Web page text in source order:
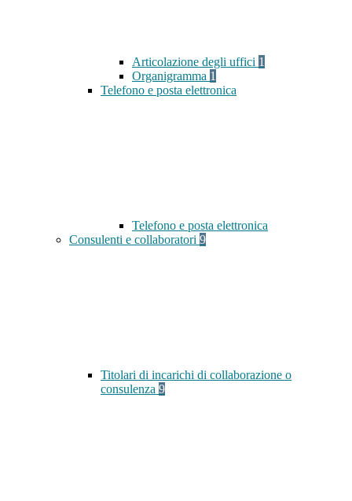
Articolazione degli uffici 1
Organigramma 1
Telefono e posta elettronica
Telefono e posta elettronica
Consulenti e collaboratori 9
Titolari di incarichi di collaborazione o
consulenza 9